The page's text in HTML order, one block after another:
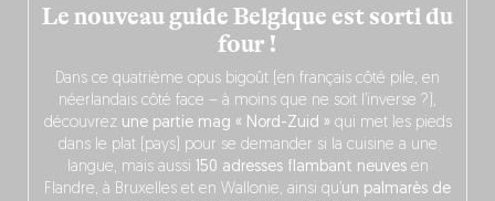
Le nouveau guide Belgique est sorti du
four !
Dans ce quatrième opus bigoût (en français côté pile, en
néerlandais côté face – à moins que ne soit l’inverse ?),
découvrez une partie mag « Nord-Zuid » qui met les pieds
dans le plat (pays) pour se demander si la cuisine a une
langue, mais aussi 150 adresses flambant neuvesen
Flandre, à Bruxelles et en Wallonie, ainsi qu’un palmarès de